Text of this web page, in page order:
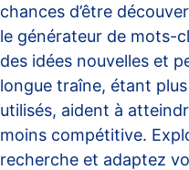
chances d’être
le générateur de mots-
des idées nouvelles et
longue traîne, étant
utilisés, aident à
moins compétitive.
recherche et adaptez